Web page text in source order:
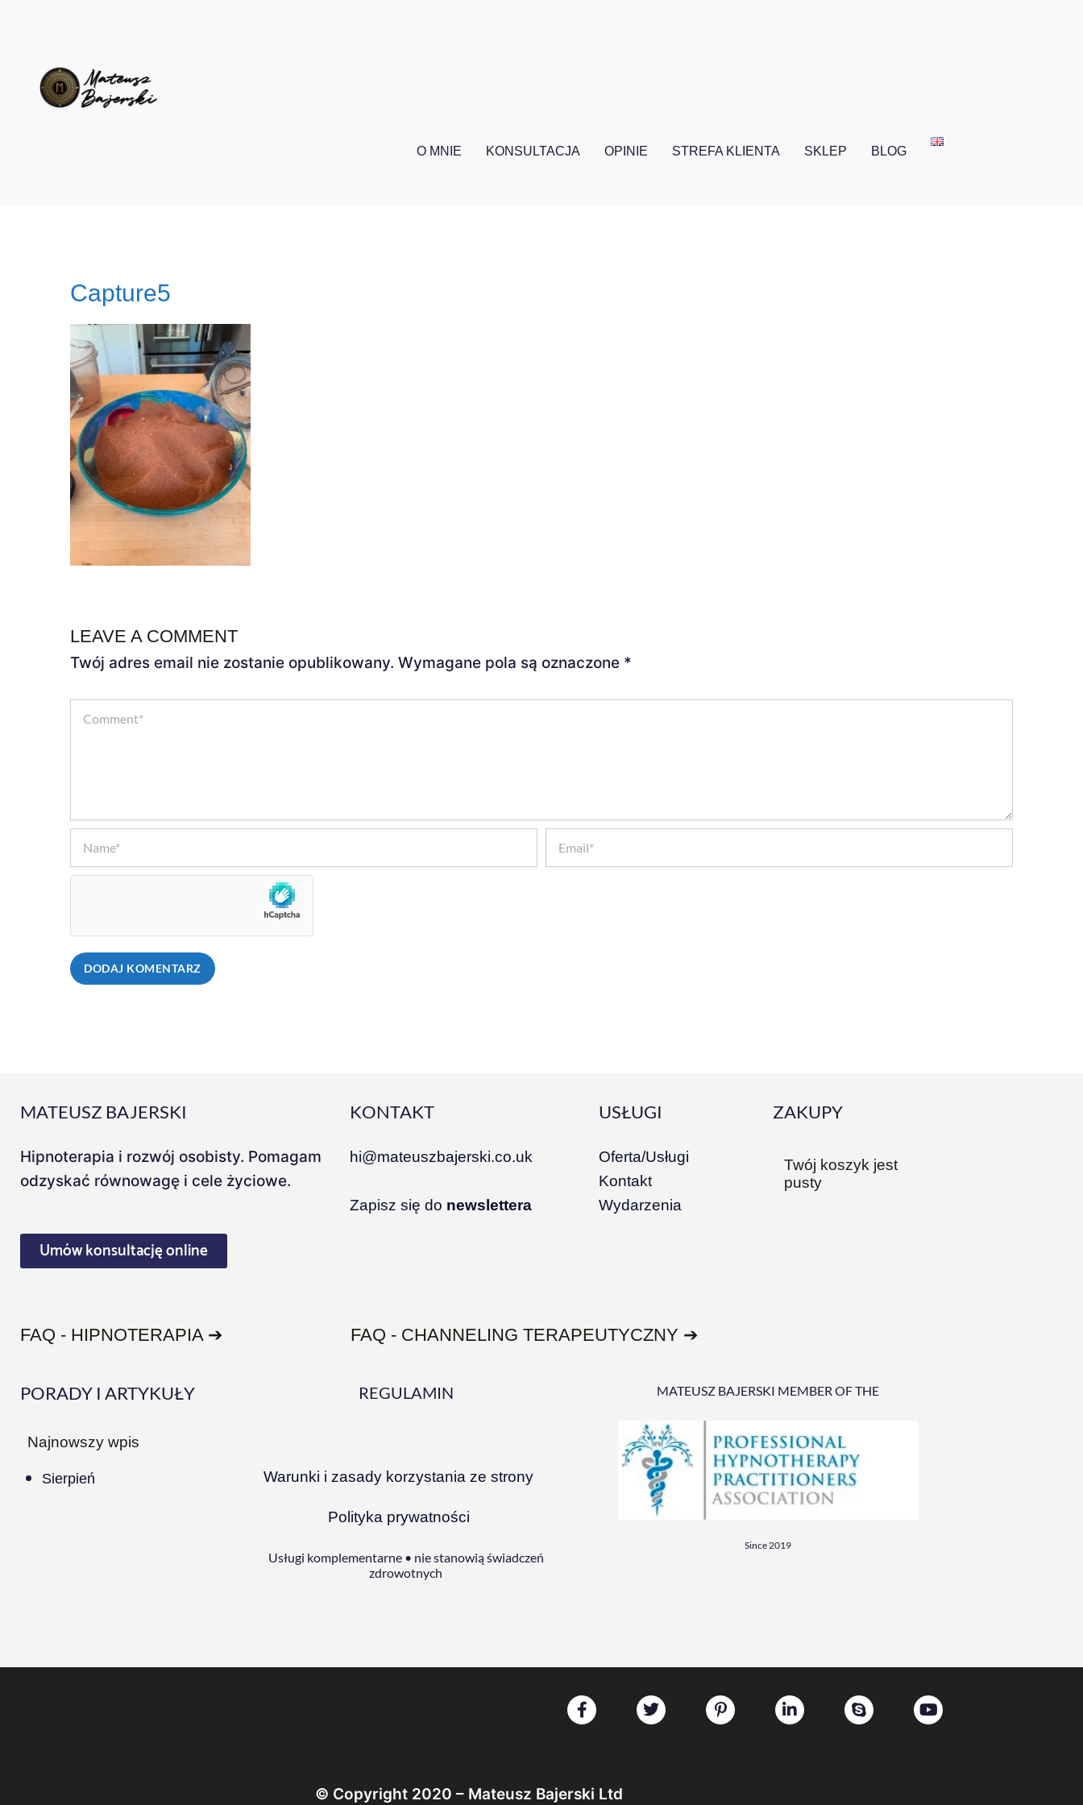
O MNIE KONSULTACJA OPINIE STREFA KLIENTA SKLEP BLOG
Capture5
LEAVE A COMMENT
Twój adres email nie zostanie opublikowany. Wymagane pola są oznaczone *
MATEUSZ BAJERSKI
Hipnoterapia i rozwój osobisty. Pomagam
odzyskać równowagę i cele życiowe.
Umów konsultację online
KONTAKT
hi@mateuszbajerski.co.uk
Zapisz się do newslettera
USŁUGI
Oferta/Usługi
Kontakt
Wydarzenia
ZAKUPY
Twój koszyk jest
pusty
FAQ - HIPNOTERAPIA ➔ FAQ - CHANNELING TERAPEUTYCZNY ➔
PORADY I ARTYKUŁY
Najnowszy wpis
Sierpień
REGULAMIN
Warunki i zasady korzystania ze strony
Polityka prywatności
Usługi komplementarne • nie stanowią świadczeń
zdrowotnych
MATEUSZ BAJERSKI MEMBER OF THE
Since 2019
© Copyright 2020 – Mateusz Bajerski Ltd